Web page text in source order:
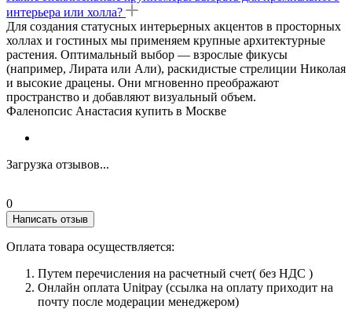
интерьера или холла?
Для создания статусных интерьерных акцентов в просторных
холлах и гостиных мы применяем крупные архитектурные
растения. Оптимальный выбор — взрослые фикусы
(например, Лирата или Али), раскидистые стрелиции Николая
и высокие драцены. Они мгновенно преображают
пространство и добавляют визуальный объем.
Фаленопсис Анастасия купить в Москве
Загрузка отзывов...
0
Написать отзыв
Оплата товара осуществляется:
Путем перечисления на расчетный счет( без НДС )
Онлайн оплата Unitpay (ссылка на оплату приходит на
почту после модерации менеджером)